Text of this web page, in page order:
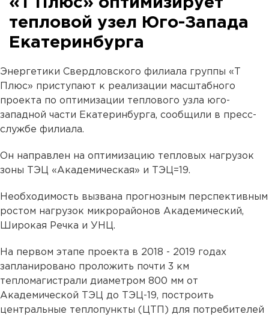
«Т Плюс» оптимизирует
тепловой узел Юго-Запада
Екатеринбурга
Энергетики Свердловского филиала группы «Т
Плюс» приступают к реализации масштабного
проекта по оптимизации теплового узла юго-
западной части Екатеринбурга, сообщили в пресс-
службе филиала.
Он направлен на оптимизацию тепловых нагрузок
зоны ТЭЦ «Академическая» и ТЭЦ=19.
Необходимость вызвана прогнозным перспективным
ростом нагрузок микрорайонов Академический,
Широкая Речка и УНЦ.
На первом этапе проекта в 2018 - 2019 годах
запланировано проложить почти 3 км
тепломагистрали диаметром 800 мм от
Академической ТЭЦ до ТЭЦ-19, построить
центральные теплопункты (ЦТП) для потребителей